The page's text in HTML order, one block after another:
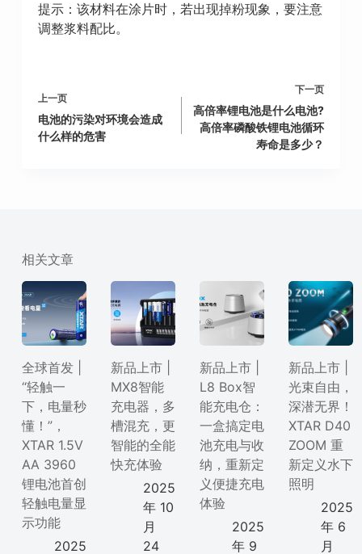
提示：该材料在涂片时，若出现掉粉现象，要注意
调整浆料配比。
上一页
电池的污染对环境会造成
什么样的危害
下一页
高倍率锂电池是什么电池?
高倍率磷酸铁锂电池循环
寿命是多少？
相关文章
全球首发 |
“轻触一
下，电量秒
懂！”，
XTAR 1.5V
AA 3960
锂电池首创
轻触电量显
示功能
2025
新品上市 |
MX8智能
充电器，多
槽混充，更
智能的全能
快充体验
2025
年 10
月
24
新品上市 |
L8 Box智
能充电仓：
一盒搞定电
池充电与收
纳，重新定
义便捷充电
体验
2025
年 9
新品上市 |
光束自由，
深潜无界！
XTAR D40
ZOOM 重
新定义水下
照明
2025
年 6
月